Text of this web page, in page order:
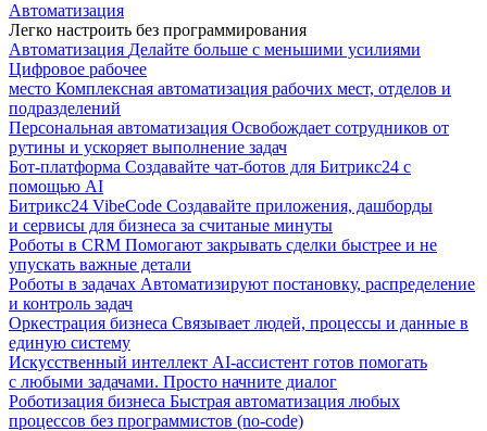
Автоматизация
Легко настроить без программирования
Автоматизация Делайте больше с меньшими усилиями
Цифровое рабочее
место Комплексная автоматизация рабочих мест, отделов и
подразделений
Персональная автоматизация Освобождает сотрудников от
рутины и ускоряет выполнение задач
Бот-платформа Создавайте чат-ботов для Битрикс24 с
помощью AI
Битрикс24 VibeCode Создавайте приложения, дашборды
и сервисы для бизнеса за считаные минуты
Роботы в CRM Помогают закрывать сделки быстрее и не
упускать важные детали
Роботы в задачах Автоматизируют постановку, распределение
и контроль задач
Оркестрация бизнеса Связывает людей, процессы и данные в
единую систему
Искусственный интеллект AI-ассистент готов помогать
с любыми задачами. Просто начните диалог
Роботизация бизнеса Быстрая автоматизация любых
процессов без программистов (no-code)